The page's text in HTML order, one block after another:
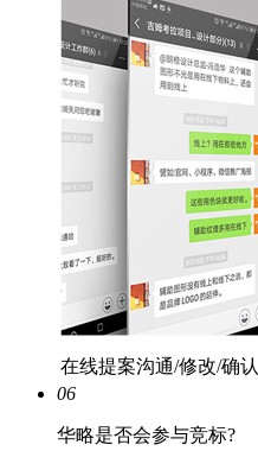
在线提案沟通/修改/确认
06
华略是否会参与竞标?